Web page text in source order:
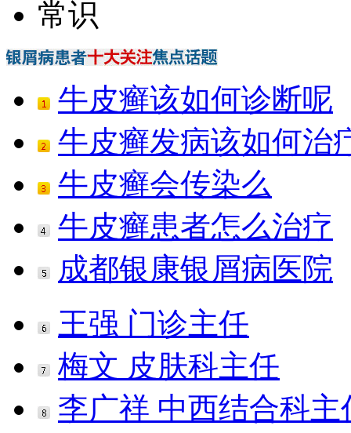
常识
牛皮癣该如何诊断呢
牛皮癣发病该如何治
牛皮癣会传染么
牛皮癣患者怎么治疗
成都银康银屑病医院
王强 门诊主任
梅文 皮肤科主任
李广祥 中西结合科主